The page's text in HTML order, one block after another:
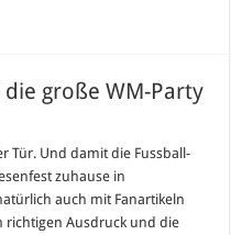
große WM-Party
Tür. Und damit die Fussball-
zuhause in
auch mit Fanartikeln
richtigen Ausdruck und die